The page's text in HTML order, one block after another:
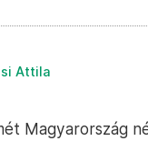
Attila
Magyarország